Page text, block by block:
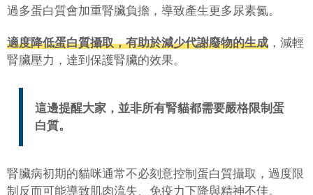
過多蛋白質會加重腎臟負擔，導致產生更多尿素氮。
適度降低蛋白質攝取，有助於減少代謝廢物的生成 ，減輕
腎臟壓力，達到保護腎臟的效果。
這邊提醒大家，並非所有腎貓都需要嚴格限制蛋
白質。
腎臟病初期的貓咪通常不必刻意控制蛋白質攝取，過度限
制反而可能導致肌肉流失、免疫力下降與精神不佳。